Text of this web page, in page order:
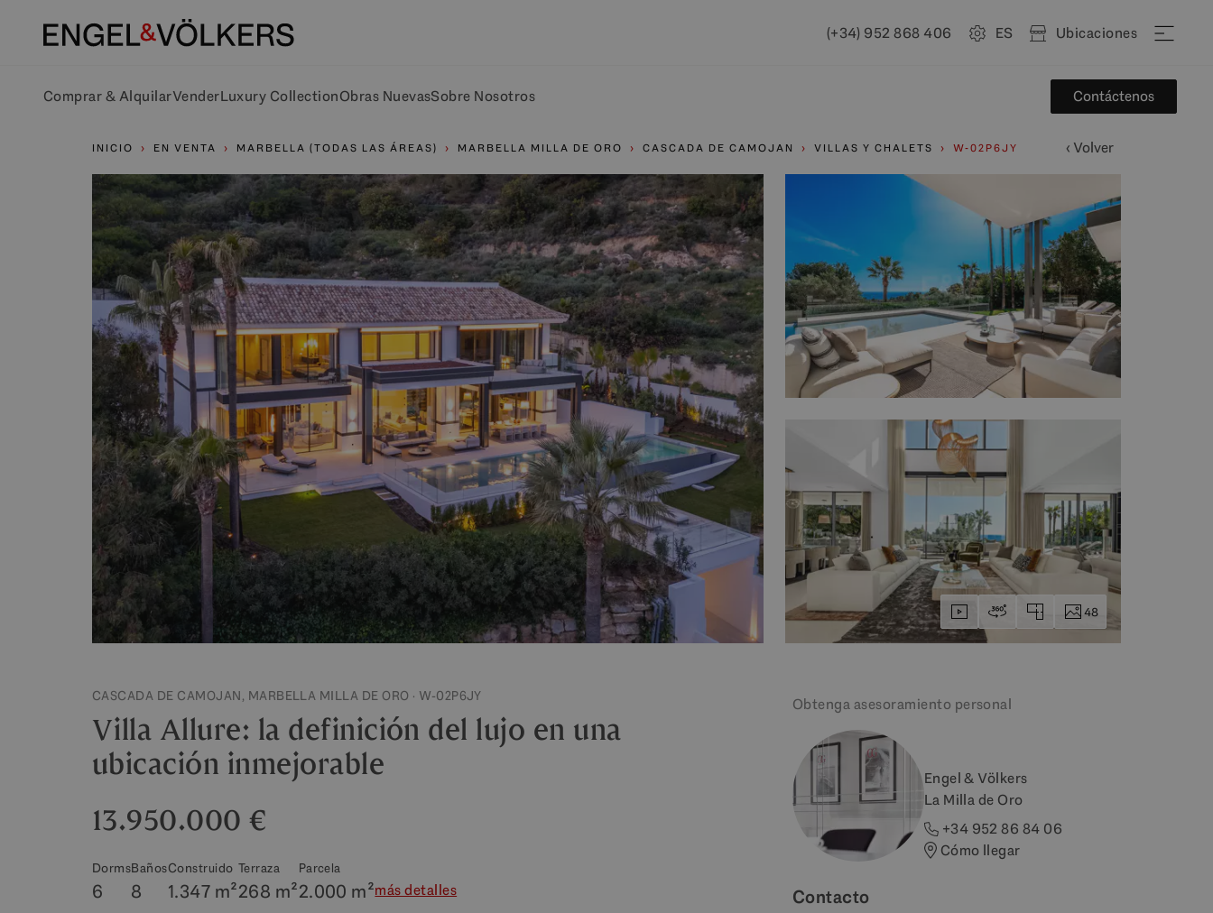
(+34) 952 868 406 ES Ubicaciones
Comprar & AlquilarVenderLuxury CollectionObras NuevasSobre Nosotros Contáctenos
INICIO EN VENTA MARBELLA (TODAS LAS ÁREAS) MARBELLA MILLA DE ORO CASCADA DE CAMOJAN VILLAS Y CHALETS W-02P6JY ‹ Volver
48
CASCADA DE CAMOJAN, MARBELLA MILLA DE ORO · W-02P6JY
Villa Allure: la definición del lujo en una
ubicación inmejorable
13.950.000 €
Dorms
6
Baños
8
Construido
1.347 m²
Terraza
268 m²
Parcela
2.000 m²más detalles
Obtenga asesoramiento personal
Engel & Völkers
La Milla de Oro
+34 952 86 84 06
Cómo llegar
Contacto